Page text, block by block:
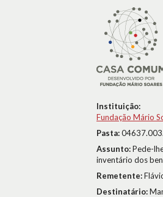
Instituição:
Fundação Mário
Pasta:
Assunto:Pede-
inventário dos
Remetente:
Destinatário: